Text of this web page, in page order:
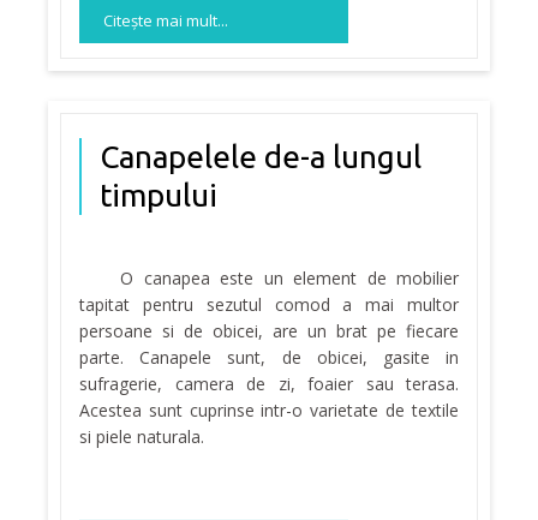
Citeşte mai mult...
Canapelele de-a lungul
timpului
O canapea este un element de mobilier
tapitat pentru sezutul comod a mai multor
persoane si de obicei, are un brat pe fiecare
parte. Canapele sunt, de obicei, gasite in
sufragerie, camera de zi, foaier sau terasa.
Acestea sunt cuprinse intr-o varietate de textile
si piele naturala.